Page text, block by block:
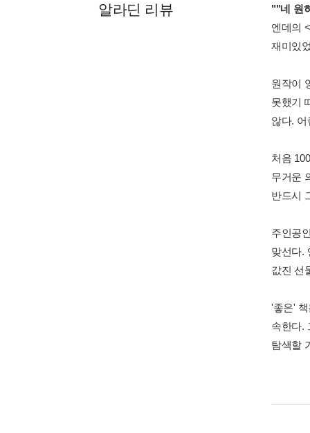
알라딘 리뷰
""네 원
엔데의
재미있
원작이
못했기
않다.
처음
무거운
반드시
주인공
맞선다.
값진 선
'좋은'
속한다.
탐색할